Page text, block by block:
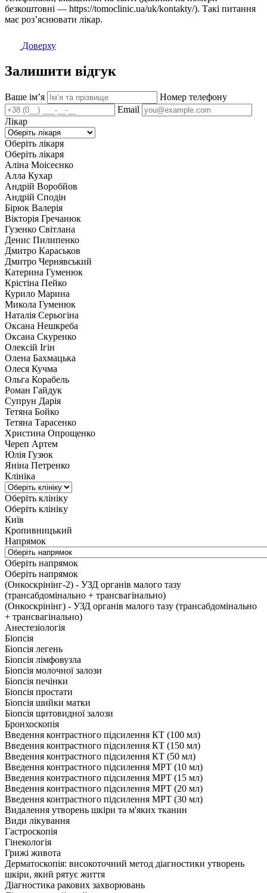
безкоштовні — https://tomoclinic.ua/uk/kontakty/). Такі питання
має роз’яснювати лікар.
Доверху
Залишити відгук
Ваше імʼя
Номер телефону
Email
Лікар
Оберіть лікаря
Оберіть лікаря
Аліна Моісеєнко
Алла Кухар
Андрій Воробйов
Андрій Сподін
Бірюк Валерія
Вікторія Гречанюк
Гузенко Світлана
Денис Пилипенко
Дмитро Караськов
Дмитро Чернявський
Катерина Гуменюк
Крістіна Пейко
Курило Марина
Микола Гуменюк
Наталія Серьогіна
Оксана Нешкреба
Оксана Скуренко
Олексій Ігін
Олена Бахмацька
Олеся Кучма
Ольга Корабель
Роман Гайдук
Супрун Дарія
Тетяна Бойко
Тетяна Тарасенко
Христина Опрощенко
Череп Артем
Юлія Гузюк
Яніна Петренко
Клініка
Оберіть клініку
Оберіть клініку
Київ
Кропивницький
Напрямок
Оберіть напрямок
Оберіть напрямок
(Онкоскрінінг-2) - УЗД органів малого тазу
(трансабдомінально + трансвагінально)
(Онкоскрінінг) - УЗД органів малого тазу (трансабдомінально
+ трансвагінально)
Анестезіологія
Біопсія
Біопсія легень
Біопсія лімфовузла
Біопсія молочної залози
Біопсія печінки
Біопсія простати
Біопсія шийки матки
Біопсія щитовидної залози
Бронхоскопія
Введення контрастного підсилення КТ (100 мл)
Введення контрастного підсилення КТ (150 мл)
Введення контрастного підсилення КТ (50 мл)
Введення контрастного підсилення МРТ (10 мл)
Введення контрастного підсилення МРТ (15 мл)
Введення контрастного підсилення МРТ (20 мл)
Введення контрастного підсилення МРТ (30 мл)
Видалення утворень шкіри та м'яких тканин
Види лікування
Гастроскопія
Гінекологія
Грижі живота
Дерматоскопія: високоточний метод діагностики утворень
шкіри, який рятує життя
Діагностика ракових захворювань